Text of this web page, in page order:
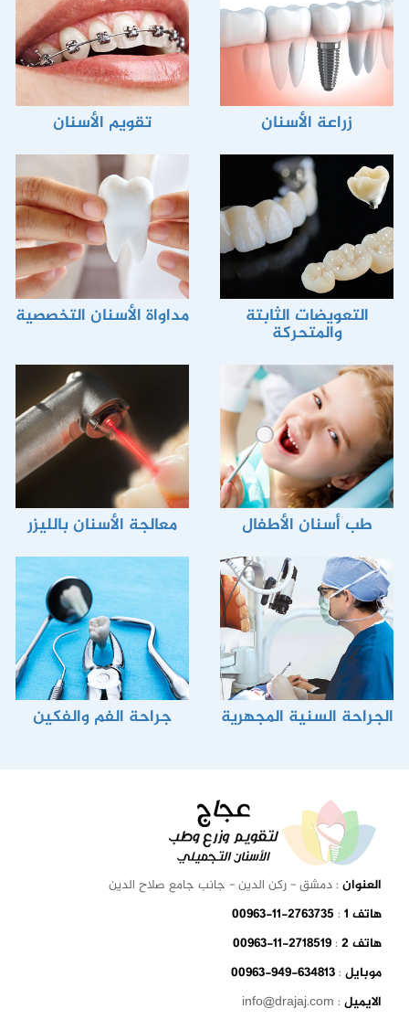
زراعة الأسنان تقويم الأسنان
التعويضات الثابتة
والمتحركة
مداواة الأسنان التخصصية
طب أسنان الأطفال معالجة الأسنان بالليزر
الجراحة السنية المجهرية جراحة الفم والفكين
العنوان : دمشق - ركن الدين - جانب جامع صلاح الدين
هاتف 1
:
00963-11-2763735
هاتف 2
:
00963-11-2718519
موبايل :
00963-949-634813
الايميل : info@drajaj.com